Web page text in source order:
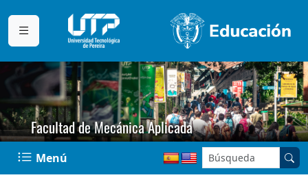
Facultad de Mecánica Aplicada
Menú Buscar en el sitio: